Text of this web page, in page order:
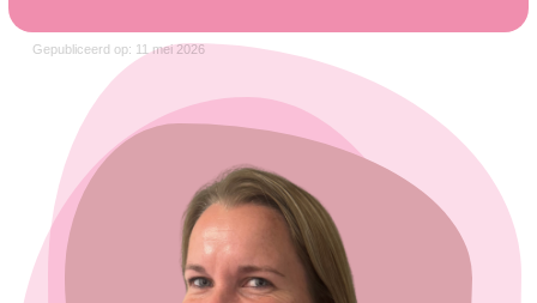
Gepubliceerd op: 11 mei 2026